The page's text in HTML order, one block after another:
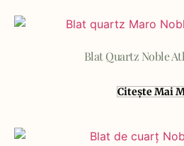
Blat Quartz Noble
Citește Mai